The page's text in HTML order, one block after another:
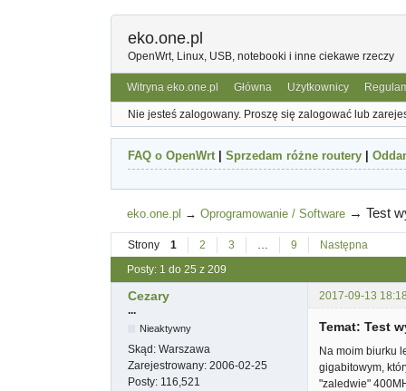
eko.one.pl
OpenWrt, Linux, USB, notebooki i inne ciekawe rzeczy
Witryna eko.one.pl Główna Użytkownicy
Nie jesteś zalogowany. Proszę się zalogować lub
FAQ o OpenWrt| Sprzedam różne routery
eko.one.pl →Oprogramowanie / Software →Test
Strony 1 2 3 … 9 Następna
Posty: 1 do 25 z 209
Cezary 2017-09-13
...
Nieaktywny
Skąd: Warszawa
Zarejestrowany: 2006-02-25
Posty: 116,521
Temat: Test
Na moim biurku
gigabitowym,
"zaledwie"